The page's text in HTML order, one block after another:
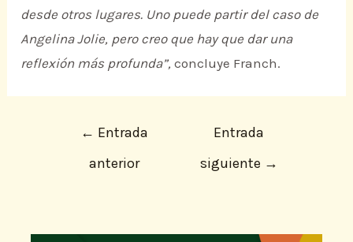
desde otros lugares. Uno puede partir del caso de
Angelina Jolie, pero creo que hay que dar una
reflexión más profunda”, concluye Franch.
← Entrada
anterior
Entrada
siguiente →